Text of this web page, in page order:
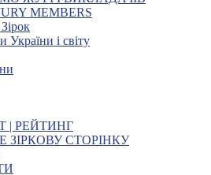
MEMBERS
України і світу
| РЕЙТИНГ
ЗІРКОВУ СТОРІНКУ